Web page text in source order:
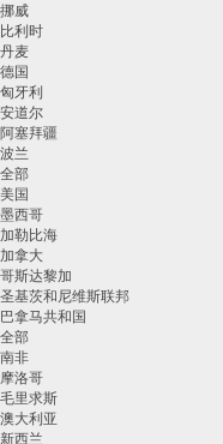
挪威
比利时
丹麦
德国
匈牙利
安道尔
阿塞拜疆
波兰
全部
美国
墨西哥
加勒比海
加拿大
哥斯达黎加
圣基茨和尼维斯联邦
巴拿马共和国
全部
南非
摩洛哥
毛里求斯
澳大利亚
新西兰